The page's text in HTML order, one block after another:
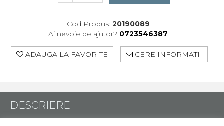
Cod Produs: 20190089
Ai nevoie de ajutor? 0723546387
ADAUGA LA FAVORITE CERE INFORMATII
DESCRIERE